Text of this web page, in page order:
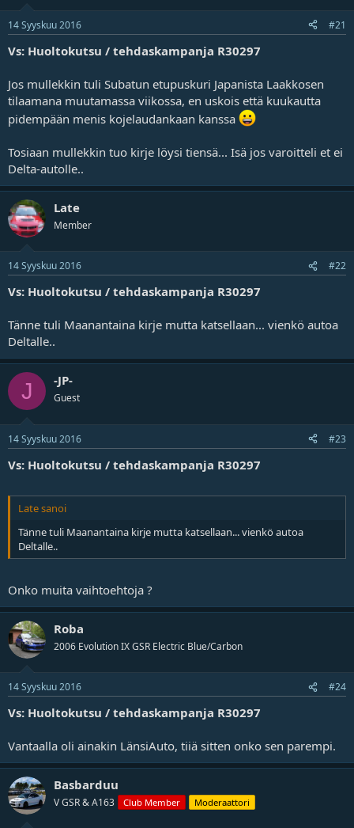
14 Syyskuu 2016 #21
Vs: Huoltokutsu / tehdaskampanja R30297
Jos mullekkin tuli Subatun etupuskuri Japanista Laakkosen
tilaamana muutamassa viikossa, en uskois että kuukautta
pidempään menis kojelaudankaan kanssa
Tosiaan mullekkin tuo kirje löysi tiensä... Isä jos varoitteli et ei
Delta-autolle..
Late
Member
14 Syyskuu 2016 #22
Vs: Huoltokutsu / tehdaskampanja R30297
Tänne tuli Maanantaina kirje mutta katsellaan... vienkö autoa
Deltalle..
J -JP-
Guest
14 Syyskuu 2016 #23
Vs: Huoltokutsu / tehdaskampanja R30297
Late sanoi
Tänne tuli Maanantaina kirje mutta katsellaan... vienkö autoa
Deltalle..
Onko muita vaihtoehtoja ?
Roba
2006 Evolution IX GSR Electric Blue/Carbon
14 Syyskuu 2016 #24
Vs: Huoltokutsu / tehdaskampanja R30297
Vantaalla oli ainakin LänsiAuto, tiiä sitten onko sen parempi.
Basbarduu
V GSR & A163 Club Member Moderaattori